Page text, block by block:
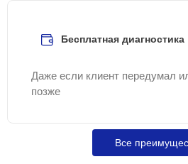
Бесплатная диагностика
Даже если клиент передумал
позже
Все